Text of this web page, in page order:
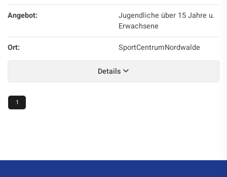
Angebot:
Jugendliche über 15 Jahre u.
Erwachsene
Ort:
SportCentrumNordwalde
Details
1